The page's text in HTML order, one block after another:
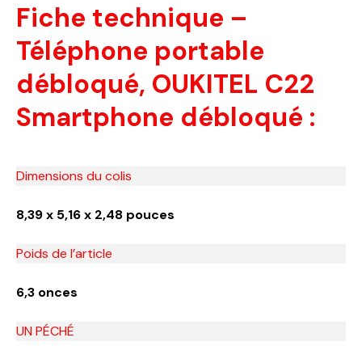
Fiche technique –
Téléphone portable
débloqué, OUKITEL C22
Smartphone débloqué :
Dimensions du colis
8,39 x 5,16 x 2,48 pouces
Poids de l’article
6,3 onces
UN PÉCHÉ